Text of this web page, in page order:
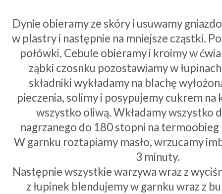
Dynie obieramy ze skóry i usuwamy
w plastry i następnie na mniejsze cząstki.
połówki. Cebule obieramy i kroimy w
ząbki czosnku pozostawiamy w
składniki wykładamy na blachę
pieczenia, solimy i posypujemy cukrem na
wszystko oliwą. Wkładamy wszystko
nagrzanego do 180 stopni na
W garnku roztapiamy masło, wrzucamy
3 minuty.
Następnie wszystkie warzywa wraz z
z łupinek blendujemy w garnku wraz z